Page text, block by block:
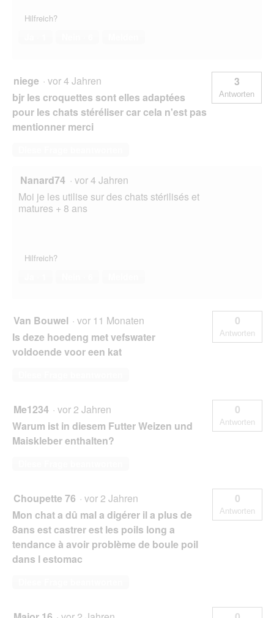
Hilfreich?
niege · vor 4 Jahren
bjr les croquettes sont elles adaptées
pour les chats stéréliser car cela n'est pas
mentionner merci
3
Antworten
Nanard74 · vor 4 Jahren
Moi je les utilise sur des chats stérilisés et
matures + 8 ans
Hilfreich?
Van Bouwel · vor 11 Monaten
Is deze hoedeng met vefswater
voldoende voor een kat
0
Antworten
Me1234 · vor 2 Jahren
Warum ist in diesem Futter Weizen und
Maiskleber enthalten?
0
Antworten
Choupette 76 · vor 2 Jahren
Mon chat a dû mal a digérer il a plus de
8ans est castrer est les poils long a
tendance à avoir problème de boule poil
dans l estomac
0
Antworten